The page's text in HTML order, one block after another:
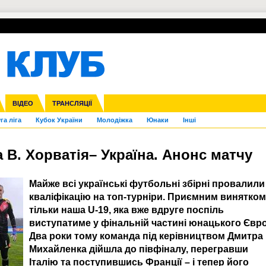
ВІДЕО ТРАНСЛЯЦІЇ
ліга Кубок України Молодіжка Юнаки Інші
Ліга націй Ліга конференцій
Франція ІншіЧЄ-2015 (U-21)
УПЛ-ПЕРЕХОДИ
В. Хорватія– Україна. Анонс матчу
Майже всі українські футбольні збірні провалили
кваліфікацію на топ-турніри. Приємним
тільки наша U-19, яка вже вдруге поспіль
виступатиме у фінальній частині юнацького
Два роки тому команда під керівництвом Дмитра
Михайленка дійшла до півфіналу, перегравши
Італію та поступившись Франції – і тепер його